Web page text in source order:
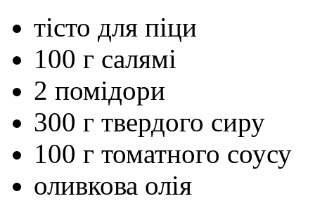
тісто для піци
100 г салямі
2 помідори
300 г твердого сиру
100 г томатного соусу
оливкова олія